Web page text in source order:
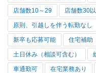
店舗数10～29 店舗数30
原則、引越しを伴う転勤なし
新卒も応募可能 住宅補助
土日休み（相談可含む）
車通勤可 在宅業務あり